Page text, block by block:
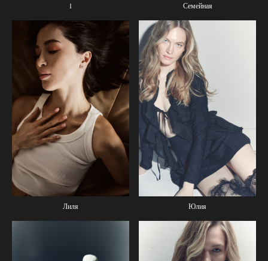
1 Семейная
Лиля Юлия